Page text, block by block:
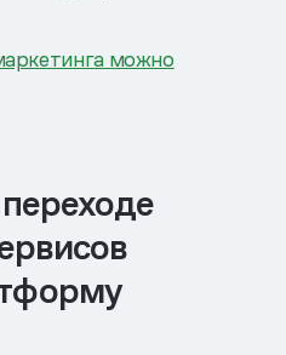
можно